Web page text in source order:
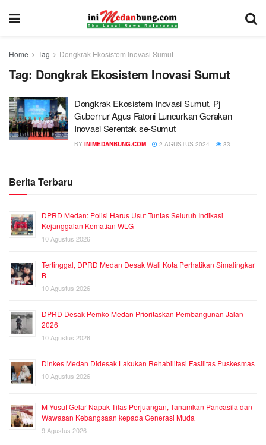
Home Tag Dongkrak Ekosistem Inovasi Sumut
Tag: Dongkrak Ekosistem Inovasi Sumut
Dongkrak Ekosistem Inovasi Sumut, Pj
Gubernur Agus Fatoni Luncurkan Gerakan
Inovasi Serentak se-Sumut
BY INIMEDANBUNG.COM 2 AGUSTUS 2024 33
Berita Terbaru
DPRD Medan: Polisi Harus Usut Tuntas Seluruh Indikasi
Kejanggalan Kematian WLG
10 Agustus 2026
Tertinggal, DPRD Medan Desak Wali Kota Perhatikan Simalingkar
B
10 Agustus 2026
DPRD Desak Pemko Medan Prioritaskan Pembangunan Jalan
2026
10 Agustus 2026
Dinkes Medan Didesak Lakukan Rehabilitasi Fasilitas Puskesmas
10 Agustus 2026
M Yusuf Gelar Napak Tilas Perjuangan, Tanamkan Pancasila dan
Wawasan Kebangsaan kepada Generasi Muda
9 Agustus 2026